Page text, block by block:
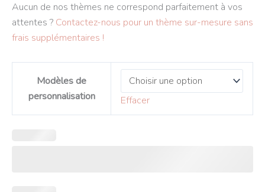
Aucun de nos thèmes ne correspond parfaitement à vos
attentes ? Contactez-nous pour un thème sur-mesure sans
frais supplémentaires !
Modèles de
personnalisation
Effacer